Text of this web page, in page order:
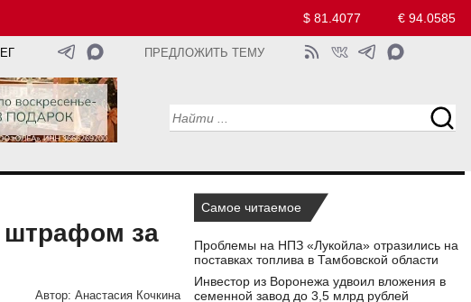
$ 81.4077 € 94.0585
ПРЕДЛОЖИТЬ ТЕМУ
штрафом за
Автор: Анастасия Кочкина
Самое читаемое
Проблемы на НПЗ «Лукойла» отразились на
поставках топлива в Тамбовской области
Инвестор из Воронежа удвоил вложения в
семенной завод до 3,5 млрд рублей